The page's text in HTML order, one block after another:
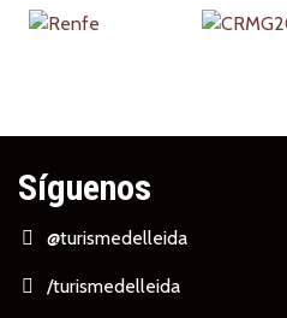
Síguenos
@turismedelleida
/turismedelleida